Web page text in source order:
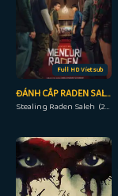
Full HD Vietsub
ĐÁNH CẮP RADEN SALEH
Stealing Raden Saleh (2022)